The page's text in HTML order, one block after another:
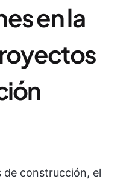
en la
de construcción, el